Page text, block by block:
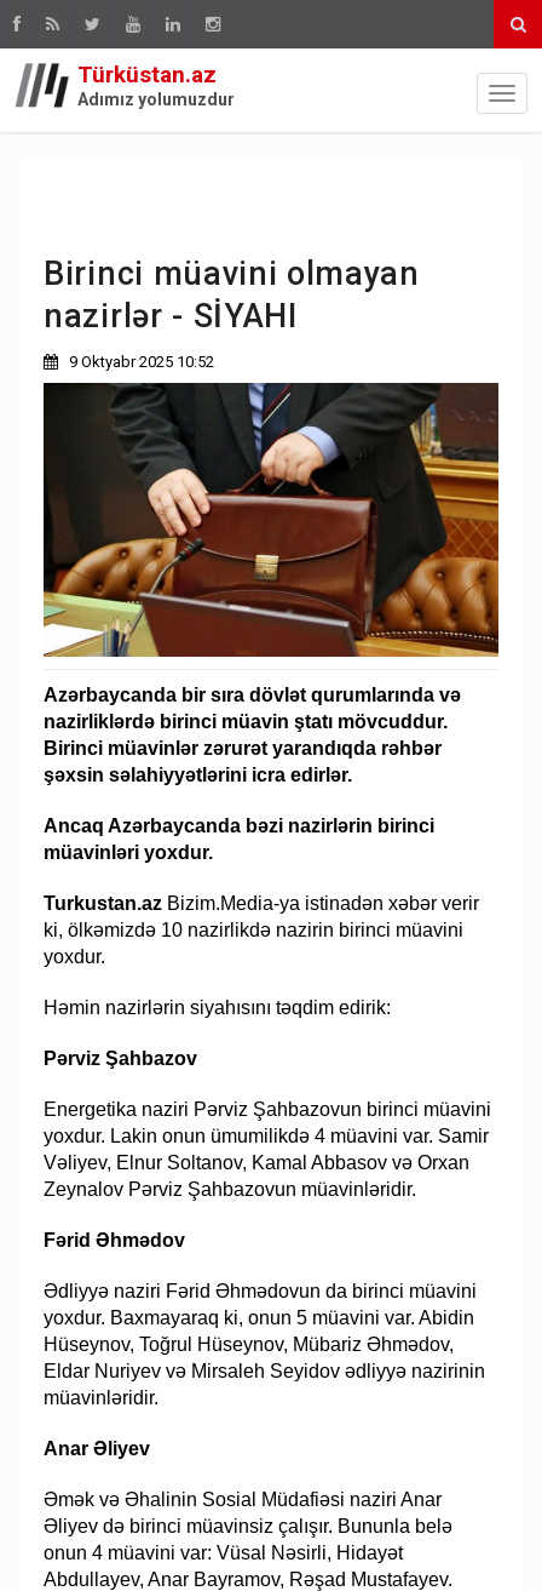
Türküstan.az
Adımız yolumuzdur
Birinci müavini olmayan
nazirlər - SİYAHI
9 Oktyabr 2025 10:52
Azərbaycanda bir sıra dövlət qurumlarında və
nazirliklərdə birinci müavin ştatı mövcuddur.
Birinci müavinlər zərurət yarandıqda rəhbər
şəxsin səlahiyyətlərini icra edirlər.
Ancaq Azərbaycanda bəzi nazirlərin birinci
müavinləri yoxdur.
Turkustan.az Bizim.Media-ya istinadən xəbər verir
ki, ölkəmizdə 10 nazirlikdə nazirin birinci müavini
yoxdur.
Həmin nazirlərin siyahısını təqdim edirik:
Pərviz Şahbazov
Energetika naziri Pərviz Şahbazovun birinci müavini
yoxdur. Lakin onun ümumilikdə 4 müavini var. Samir
Vəliyev, Elnur Soltanov, Kamal Abbasov və Orxan
Zeynalov Pərviz Şahbazovun müavinləridir.
Fərid Əhmədov
Ədliyyə naziri Fərid Əhmədovun da birinci müavini
yoxdur. Baxmayaraq ki, onun 5 müavini var. Abidin
Hüseynov, Toğrul Hüseynov, Mübariz Əhmədov,
Eldar Nuriyev və Mirsaleh Seyidov ədliyyə nazirinin
müavinləridir.
Anar Əliyev
Əmək və Əhalinin Sosial Müdafiəsi naziri Anar
Əliyev də birinci müavinsiz çalışır. Bununla belə
onun 4 müavini var: Vüsal Nəsirli, Hidayət
Abdullayev, Anar Bayramov, Rəşad Mustafayev.